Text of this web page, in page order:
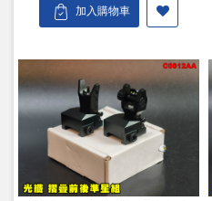
加入購物車